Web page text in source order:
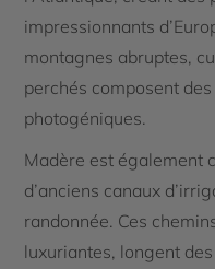
impressionnants
montagnes abruptes,
perchés composent
photogéniques.
Madère est également
d’anciens canaux
randonnée. Ces
luxuriantes, longent